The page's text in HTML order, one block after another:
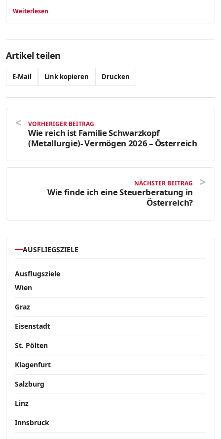
Weiterlesen
Artikel teilen
E-Mail Link kopieren Drucken
VORHERIGER BEITRAG
Wie reich ist Familie Schwarzkopf
(Metallurgie)- Vermögen 2026 – Österreich
NÄCHSTER BEITRAG
Wie finde ich eine Steuerberatung in
Österreich?
AUSFLIEGSZIELE
Ausflugsziele
Wien
Graz
Eisenstadt
St. Pölten
Klagenfurt
Salzburg
Linz
Innsbruck